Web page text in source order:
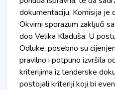
dokumentaciju, Komisija je
Okvirni sporazum zaključi
doo Velika Kladuša. U
Odluke, posebno su
pravilno i potpuno izvršila
kriterijima iz tenderske
postojali kriteriji koji bi